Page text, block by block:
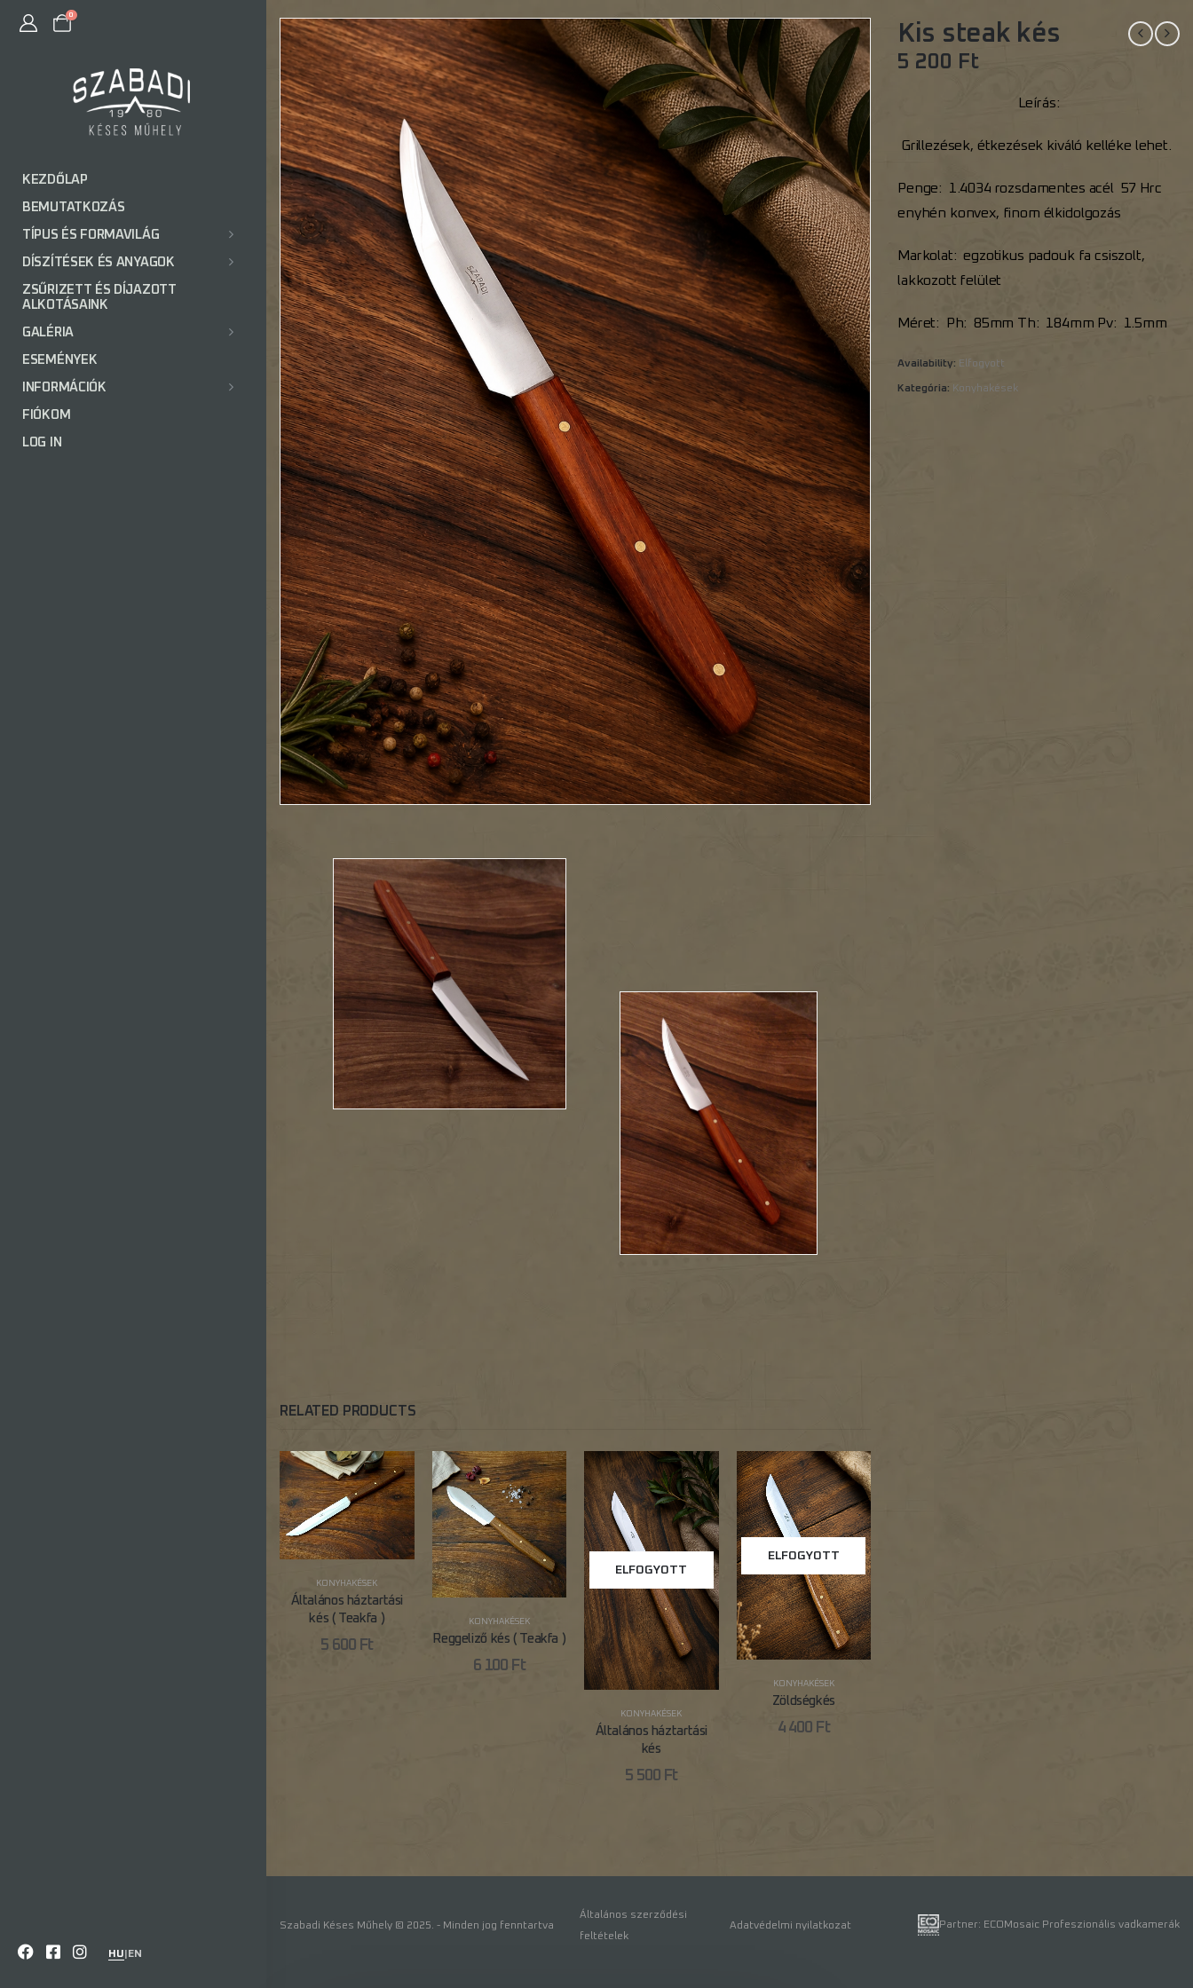
0
KEZDŐLAP
BEMUTATKOZÁS
TÍPUS ÉS FORMAVILÁG
DÍSZÍTÉSEK ÉS ANYAGOK
ZSŰRIZETT ÉS DÍJAZOTT
ALKOTÁSAINK
GALÉRIA
ESEMÉNYEK
INFORMÁCIÓK
FIÓKOM
LOG IN
HU EN
RELATED PRODUCTS
KONYHAKÉSEK
Általános háztartási
kés ( Teakfa )
5 600 Ft
KONYHAKÉSEK
Reggeliző kés ( Teakfa )
6 100 Ft
ELFOGYOTT
KONYHAKÉSEK
Általános háztartási
kés
5 500 Ft
ELFOGYOTT
KONYHAKÉSEK
Zöldségkés
4 400 Ft
Kis steak kés
5 200 Ft
Leírás:
Grillezések, étkezések kiváló kelléke lehet.
Penge: 1.4034 rozsdamentes acél 57 Hrc
enyhén konvex, finom élkidolgozás
Markolat: egzotikus padouk fa csiszolt,
lakkozott felület
Méret: Ph: 85mm Th: 184mm Pv: 1.5mm
Availability: Elfogyott
Kategória: Konyhakések
Szabadi Késes Műhely © 2025. - Minden jog fenntartva
Általános szerződési
feltételek
Adatvédelmi nyilatkozat Partner: ECOMosaic Profeszionális vadkamerák